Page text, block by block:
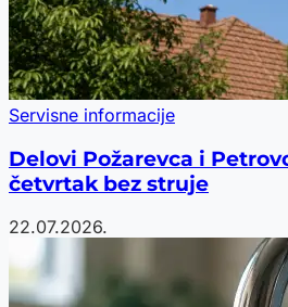
Servisne informacije
Delovi Požarevca i
četvrtak bez struje
22.07.2026.